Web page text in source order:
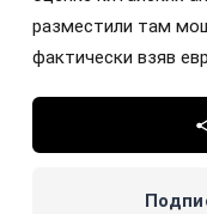
разместили там
фактически взяв